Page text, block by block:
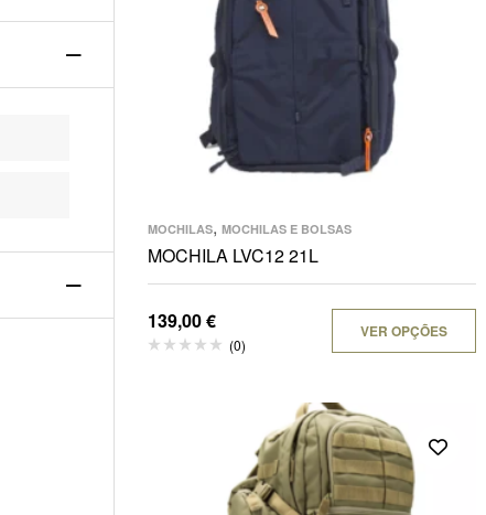
MOCHILAS, MOCHILAS E BOLSAS
MOCHILA LVC12 21L
139,00€
(0)
VER OPÇÕES